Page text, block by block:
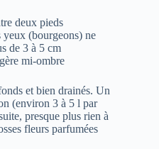
deux pieds
(bourgeons) ne
de 3 à 5 cm
mi-ombre
et bien drainés. Un
(environ 3 à 5 l par
presque plus rien à
fleurs parfumées